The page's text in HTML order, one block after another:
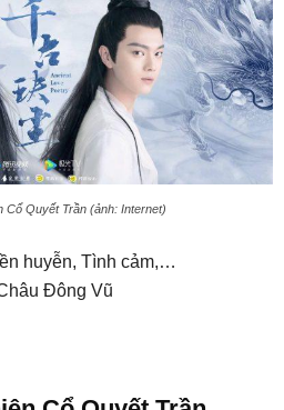
Cổ Quyết Trần (ảnh: Internet)
huyễn, Tình cảm,…
Đông Vũ